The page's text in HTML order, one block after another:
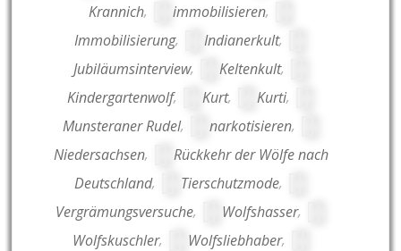
Krannich, immobilisieren,
Immobilisierung, Indianerkult,
Jubiläumsinterview, Keltenkult,
Kindergartenwolf, Kurt, Kurti,
Munsteraner Rudel, narkotisieren,
Niedersachsen,
Rückkehr der Wölfe nach
Deutschland, Tierschutzmode,
Vergrämungsversuche, Wolfshasser,
Wolfskuschler, Wolfsliebhaber,